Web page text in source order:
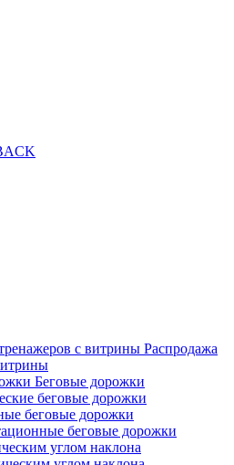
Распродажа
Беговые дорожки
беговые дорожки
беговые дорожки
беговые дорожки
углом наклона